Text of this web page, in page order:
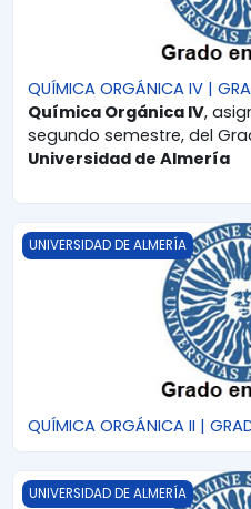
QUÍMICA ORGÁNICA IV |
Química Orgánica IV,
segundo semestre, del
Universidad de Almería
QUÍMICA ORGÁNICA II |
UNIVERSIDAD DE ALMERÍA
QUÍMICA ORGÁNICA II |
QUÍMICA ORGÁNICA I |
UNIVERSIDAD DE ALMERÍA